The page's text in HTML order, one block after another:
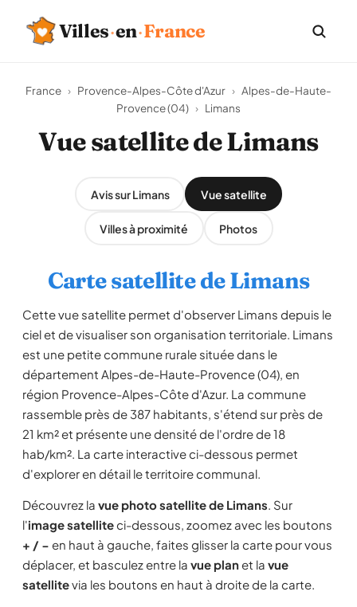
Villes·en·France
France › Provence-Alpes-Côte d'Azur › Alpes-de-Haute-
Provence (04) › Limans
Vue satellite de Limans
Avis sur Limans Vue satellite
Villes à proximité Photos
Carte satellite de Limans
Cette vue satellite permet d'observer Limans depuis le
ciel et de visualiser son organisation territoriale. Limans
est une petite commune rurale située dans le
département Alpes-de-Haute-Provence (04), en
région Provence-Alpes-Côte d'Azur. La commune
rassemble près de 387 habitants, s'étend sur près de
21 km² et présente une densité de l'ordre de 18
hab/km². La carte interactive ci-dessous permet
d'explorer en détail le territoire communal.
Découvrez la vue photo satellite de Limans. Sur
l'image satelliteci-dessous, zoomez avec les boutons
+ / − en haut à gauche, faites glisser la carte pour vous
déplacer, et basculez entre la vue planet la vue
satellitevia les boutons en haut à droite de la carte.